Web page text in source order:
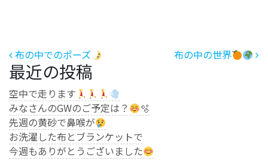
投稿ナビゲーション
布の中でのポーズ 布の中の世界
最近の投稿
空中で走ります
みなさんのGWのご予定は？
🫧
先週の黄砂で鼻喉が
お洗濯した布とブランケットで
今週もありがとうございました